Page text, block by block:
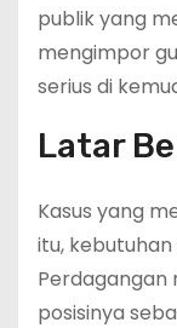
publik yang
mengimpor
serius di
Latar
Kasus yang
itu,
Perdagangan
posisinya